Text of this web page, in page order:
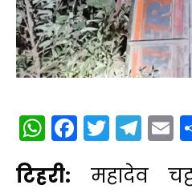
WhatsApp
टिहरी: महादेव